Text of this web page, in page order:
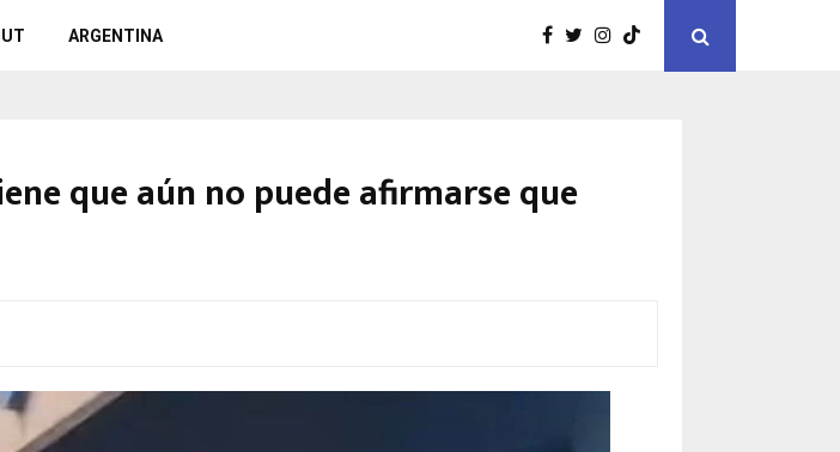
ARGENTINA
que aún no puede afirmarse que